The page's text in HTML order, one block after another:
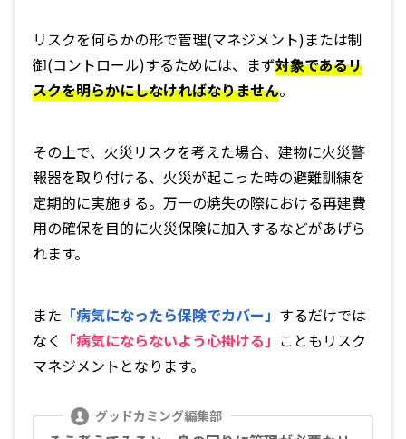
リスクを何らかの形で管理(マネジメント)または制
御(コントロール)するためには、まず対象であるリ
スクを明らかにしなければなりません。
その上で、火災リスクを考えた場合、建物に火災警
報器を取り付ける、火災が起こった時の避難訓練を
定期的に実施する。万一の焼失の際における再建費
用の確保を目的に火災保険に加入するなどがあげら
れます。
また 「病気になったら保険でカバー」 するだけでは
なく 「病気にならないよう心掛ける」 こともリスク
マネジメントとなります。